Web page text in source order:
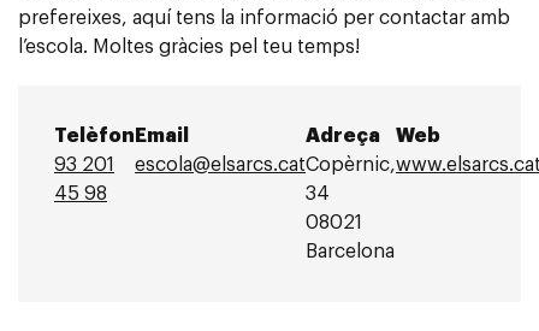
prefereixes, aquí tens la informació per contactar amb
l’escola. Moltes gràcies pel teu temps!
Telèfon
93 201
45 98
Email
escola@elsarcs.cat
Adreça
Copèrnic,
34
08021
Barcelona
Web